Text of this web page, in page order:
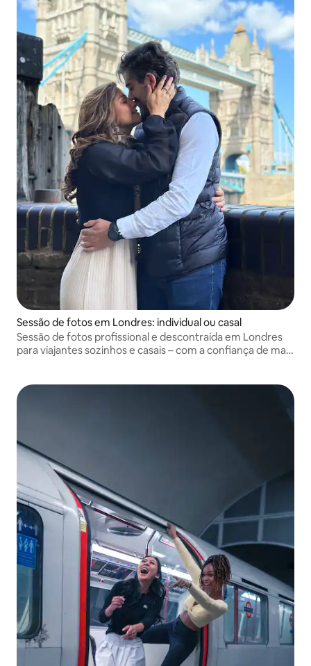
Sessão de fotos em Londres: individual ou casal
Sessão de fotos profissional e descontraída em Londres
para viajantes sozinhos e casais – com a confiança de mais